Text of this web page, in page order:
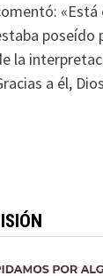
«Está
poseído
la
a él,